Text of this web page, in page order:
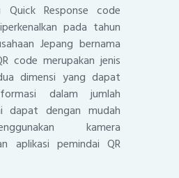
Response code
pada tahun
Jepang bernama
code merupakan jenis
dimensi yang dapat
dalam jumlah
dapat dengan mudah
kamera
aplikasi pemindai QR